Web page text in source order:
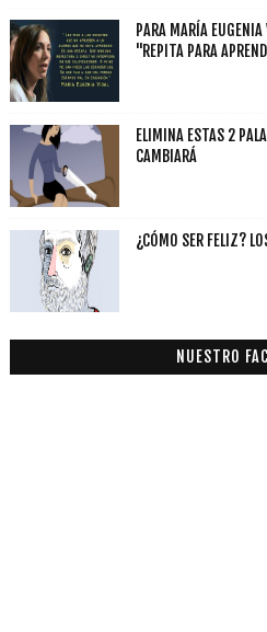
PARA MARÍA EUGENIA
"REPITA PARA
ELIMINA ESTAS 2
CAMBIARÁ
¿CÓMO SER FELIZ?
NUESTRO